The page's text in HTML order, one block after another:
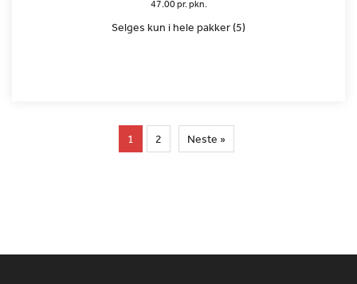
47.00 pr. pkn.
Selges kun i hele pakker (5)
1 2 Neste »